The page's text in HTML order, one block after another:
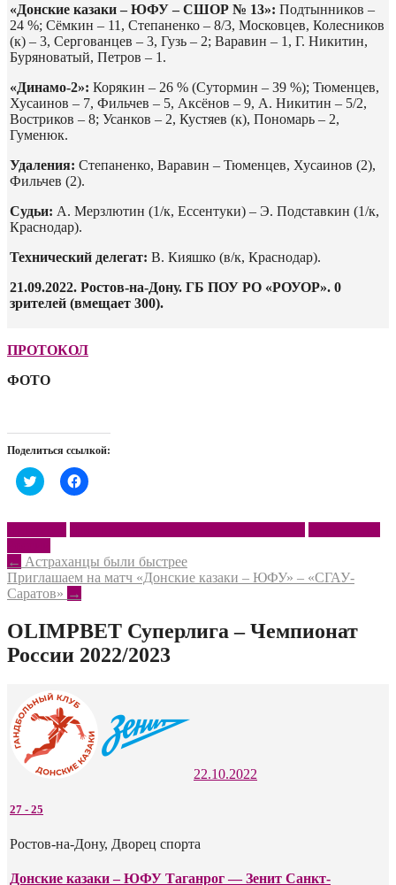
«Донские казаки – ЮФУ – СШОР № 13»: Подтынников –
24 %; Сёмкин – 11, Степаненко – 8/3, Московцев, Колесников
(к) – 3, Сергованцев – 3, Гузь – 2; Варавин – 1, Г. Никитин,
Буряноватый, Петров – 1.
«Динамо-2»: Корякин – 26 % (Сутормин – 39 %); Тюменцев,
Хусаинов – 7, Фильчев – 5, Аксёнов – 9, А. Никитин – 5/2,
Востриков – 8; Усанков – 2, Кустяев (к), Пономарь – 2,
Гуменюк.
Удаления: Степаненко, Варавин – Тюменцев, Хусаинов (2),
Фильчев (2).
Судьи: А. Мерзлютин (1/к, Ессентуки) – Э. Подставкин (1/к,
Краснодар).
Технический делегат: В. Кияшко (в/к, Краснодар).
21.09.2022. Ростов-на-Дону. ГБ ПОУ РО «РОУОР». 0
зрителей (вмещает 300).
ПРОТОКОЛ
ФОТО
Поделиться ссылкой:
Нажмите,
чтобы
Twitter
(Открывается
новом
окне)
Нажмите,
чтобы
Facebook
(Открывается
новом
окне)
Post
navigation
← Астраханцы были быстрее
Приглашаем на матч «Донские казаки – ЮФУ» – «СГАУ-
Саратов» →
OLIMPBET Суперлига – Чемпионат
России 2022/2023
22.10.2022
27 - 25
Ростов-на-Дону, Дворец спорта
Донские казаки – ЮФУ Таганрог — Зенит Санкт-